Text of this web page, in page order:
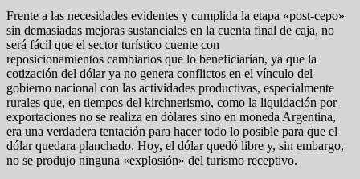
Frente a las necesidades evidentes y cumplida la etapa «post-cepo»
sin demasiadas mejoras sustanciales en la cuenta final de caja, no
será fácil que el sector turístico cuente con
reposicionamientos cambiarios que lo beneficiarían, ya que la
cotización del dólar ya no genera conflictos en el vínculo del
gobierno nacional con las actividades productivas, especialmente
rurales que, en tiempos del kirchnerismo, como la liquidación por
exportaciones no se realiza en dólares sino en moneda Argentina,
era una verdadera tentación para hacer todo lo posible para que el
dólar quedara planchado. Hoy, el dólar quedó libre y, sin embargo,
no se produjo ninguna «explosión» del turismo receptivo.